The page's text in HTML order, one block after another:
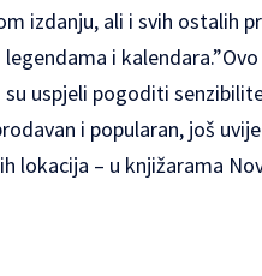
izdanju, ali i svih ostalih
i kalendara.”Ovo
uspjeli pogoditi
i popularan, još
lokacija – u knjižarama